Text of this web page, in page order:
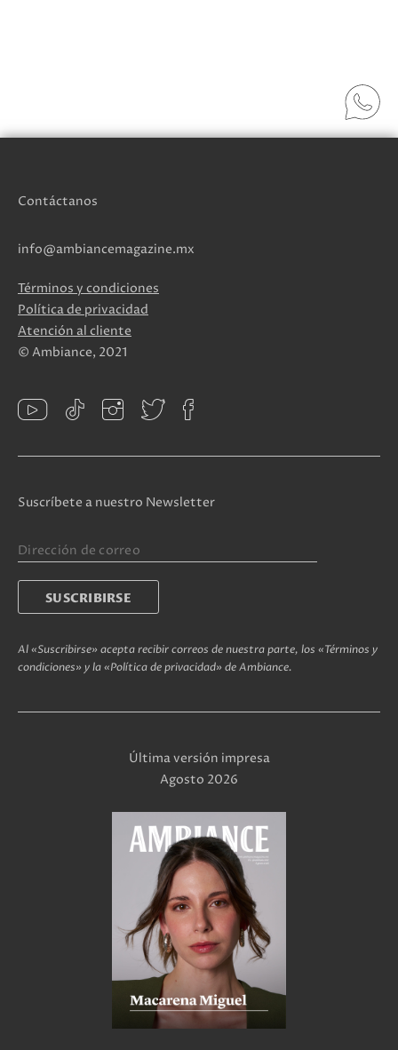
Contáctanos
info@ambiancemagazine.mx
Términos y condiciones
Política de privacidad
Atención al cliente
© Ambiance, 2021
Suscríbete a nuestro Newsletter
Al «Suscribirse» acepta recibir correos de nuestra parte, los «Términos y
condiciones» y la «Política de privacidad» de Ambiance.
Última versión impresa
Agosto 2026